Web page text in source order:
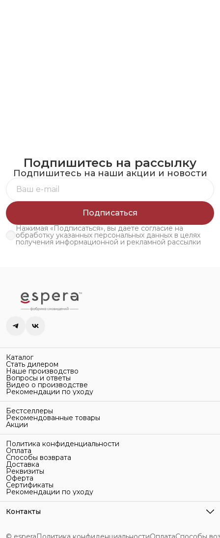
Подпишитесь на рассылку
Подпишитесь на наши акции и новости
Подписаться
Нажимая «Подписаться», вы даете согласие на
обработку указанных персональных данных в целях
получения информационной и рекламной рассылки
Каталог
Стать дилером
Наше производство
Вопросы и ответы
Видео о производстве
Рекомендации по уходу
Бестселлеры
Рекомендованные товары
Акции
Политика конфиденциальности
Оплата
Способы возврата
Доставка
Реквизиты
Оферта
Сертификаты
Рекомендации по уходу
Контакты